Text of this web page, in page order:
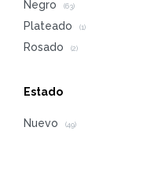
Negro (63)
Plateado (1)
Rosado (2)
Estado
Nuevo (49)